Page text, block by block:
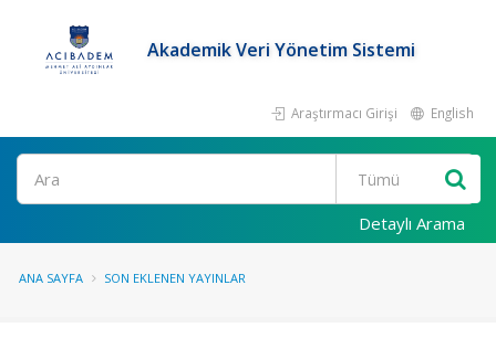
Akademik Veri Yönetim Sistemi
Araştırmacı Girişi English
Ara
Detaylı Arama
ANA SAYFA SON EKLENEN YAYINLAR